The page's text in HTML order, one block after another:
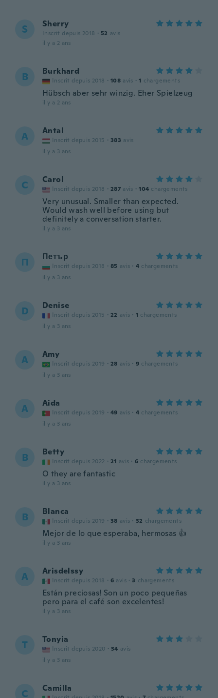
S Sherry
Inscrit depuis 2018 · 52 avis
il y a 2 ans
B Burkhard
Inscrit depuis 2018 · 108 avis · 1 chargements
Hübsch aber sehr winzig. Eher Spielzeug
il y a 2 ans
A Antal
Inscrit depuis 2015 · 383 avis
il y a 3 ans
C Carol
Inscrit depuis 2018 · 287 avis · 104 chargements
Very unusual. Smaller than expected.
Would wash well before using but
definitely a conversation starter.
il y a 3 ans
П Петър
Inscrit depuis 2018 · 85 avis · 4 chargements
il y a 3 ans
D Denise
Inscrit depuis 2015 · 22 avis · 1 chargements
il y a 3 ans
A Amy
Inscrit depuis 2019 · 28 avis · 9 chargements
il y a 3 ans
A Aida
Inscrit depuis 2019 · 49 avis · 4 chargements
il y a 3 ans
B Betty
Inscrit depuis 2022 · 21 avis · 6 chargements
O they are fantastic
il y a 3 ans
B Blanca
Inscrit depuis 2019 · 38 avis · 32 chargements
Mejor de lo que esperaba, hermosas 👍
il y a 3 ans
A Arisdelssy
Inscrit depuis 2018 · 6 avis · 3 chargements
Están preciosas! Son un poco pequeñas
pero para el café son excelentes!
il y a 3 ans
T Tonyia
Inscrit depuis 2020 · 34 avis
il y a 3 ans
C Camilla